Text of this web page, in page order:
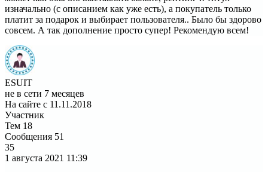
изначально (с описанием как уже есть), а покупатель только
платит за подарок и выбирает пользователя.. Было бы здорово
совсем. А так дополнение просто супер! Рекомендую всем!
ESUIT
не в сети 7 месяцев
На сайте с 11.11.2018
Участник
Тем 18
Сообщения 51
35
1 августа 2021 11:39